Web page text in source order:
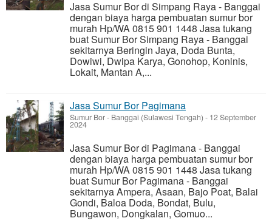
Jasa Sumur Bor di Simpang Raya - Banggai
dengan biaya harga pembuatan sumur bor
murah Hp/WA 0815 901 1448 Jasa tukang
buat Sumur Bor Simpang Raya - Banggai
sekitarnya Beringin Jaya, Doda Bunta,
Dowiwi, Dwipa Karya, Gonohop, Koninis,
Lokait, Mantan A,...
Jasa Sumur Bor Pagimana
Sumur Bor- Banggai (Sulawesi Tengah) - 12 September
2024
Jasa Sumur Bor di Pagimana - Banggai
dengan biaya harga pembuatan sumur bor
murah Hp/WA 0815 901 1448 Jasa tukang
buat Sumur Bor Pagimana - Banggai
sekitarnya Ampera, Asaan, Bajo Poat, Balai
Gondi, Baloa Doda, Bondat, Bulu,
Bungawon, Dongkalan, Gomuo...